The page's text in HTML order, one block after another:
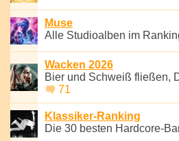
Muse
Alle Studioalben im
Wacken 2026
Bier und Schweiß fließen,
71
Klassiker-Ranking
Die 30 besten Hardcore-